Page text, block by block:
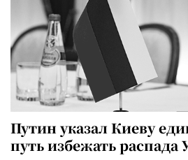
Путин указал Киеву
путь избежать распада